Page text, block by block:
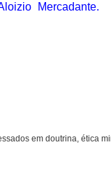
Mercadante.
em doutrina, ética